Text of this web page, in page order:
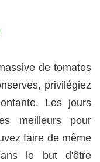
de tomates
privilégiez
Les jours
meilleurs pour
faire de même
le but d'être